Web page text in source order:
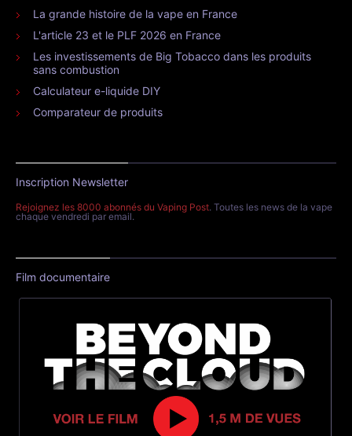
La grande histoire de la vape en France
L'article 23 et le PLF 2026 en France
Les investissements de Big Tobacco dans les produits
sans combustion
Calculateur e-liquide DIY
Comparateur de produits
Inscription Newsletter
Rejoignez les 8000 abonnés du Vaping Post. Toutes les news de la vape
chaque vendredi par email.
Film documentaire